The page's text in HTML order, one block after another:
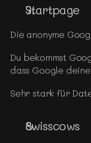
Startpage
Die anonyme
Du bekommst
dass Google
Sehr stark für
Swisscows